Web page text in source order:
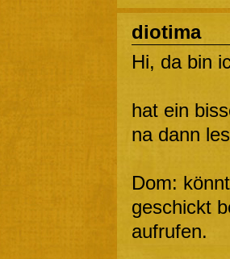
diotima
Hi, da bin
hat ein
na dann
Dom:
geschickt
aufrufen.